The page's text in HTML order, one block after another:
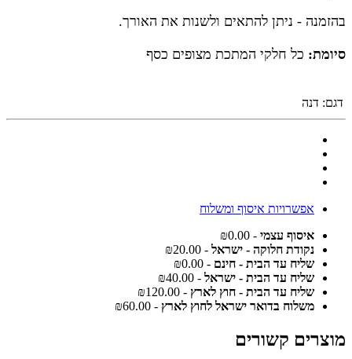
בהזמנה - ניתן להתאים ולשנות את האורך.
סיומת: כל חלקי המתכת מצופים כסף
דגם: דנה
אפשרויות איסוף ומשלוח
איסוף עצמי - ₪0.00
נקודת חלוקה - ישראל - ₪20.00
שליח עד הבית - חינם - ₪0.00
שליח עד הבית - ישראל - ₪40.00
שליח עד הבית - חוץ לארץ - ₪120.00
משלוח בדואר ישראל לחוץ לארץ - ₪60.00
מוצרים קשורים